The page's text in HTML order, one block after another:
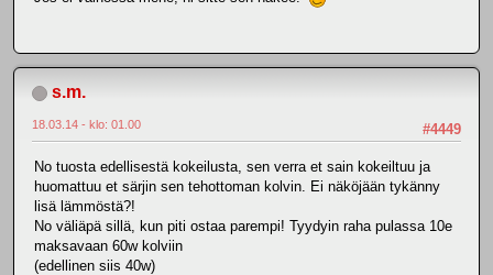
s.m.
#4449
18.03.14 - klo: 01.00
No tuosta edellisestä kokeilusta, sen verra et sain kokeiltuu ja
huomattuu et särjin sen tehottoman kolvin. Ei näköjään tykänny
lisä lämmöstä?!
No väliäpä sillä, kun piti ostaa parempi! Tyydyin raha pulassa 10e
maksavaan 60w kolviin
(edellinen siis 40w)